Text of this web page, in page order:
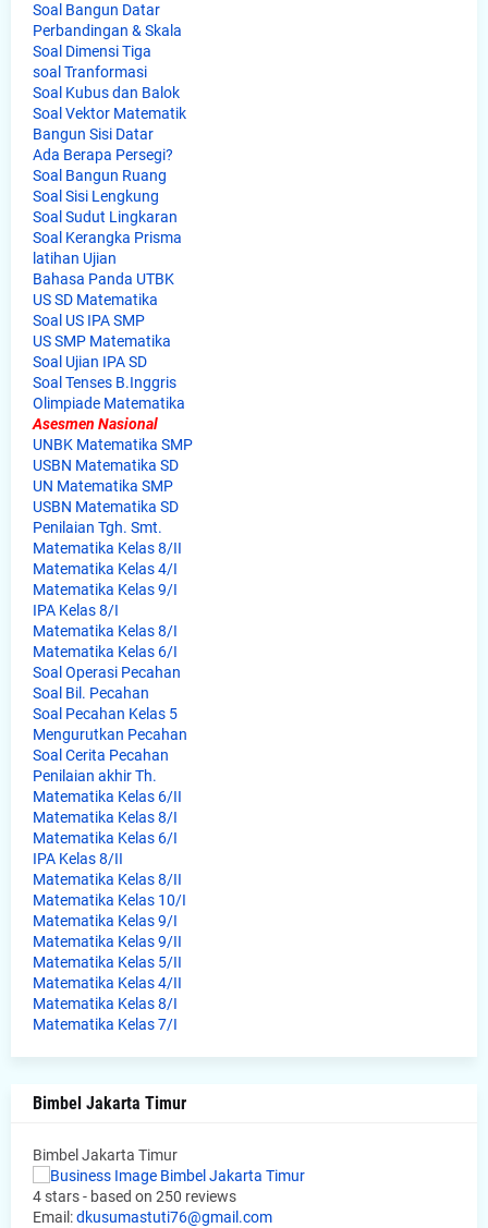
Soal Bangun Datar
Perbandingan & Skala
Soal Dimensi Tiga
soal Tranformasi
Soal Kubus dan Balok
Soal Vektor Matematik
Bangun Sisi Datar
Ada Berapa Persegi?
Soal Bangun Ruang
Soal Sisi Lengkung
Soal Sudut Lingkaran
Soal Kerangka Prisma
latihan Ujian
Bahasa Panda UTBK
US SD Matematika
Soal US IPA SMP
US SMP Matematika
Soal Ujian IPA SD
Soal Tenses B.Inggris
Olimpiade Matematika
Asesmen Nasional
UNBK Matematika SMP
USBN Matematika SD
UN Matematika SMP
USBN Matematika SD
Penilaian Tgh. Smt.
Matematika Kelas 8/II
Matematika Kelas 4/I
Matematika Kelas 9/I
IPA Kelas 8/I
Matematika Kelas 8/I
Matematika Kelas 6/I
Soal Operasi Pecahan
Soal Bil. Pecahan
Soal Pecahan Kelas 5
Mengurutkan Pecahan
Soal Cerita Pecahan
Penilaian akhir Th.
Matematika Kelas 6/II
Matematika Kelas 8/I
Matematika Kelas 6/I
IPA Kelas 8/II
Matematika Kelas 8/II
Matematika Kelas 10/I
Matematika Kelas 9/I
Matematika Kelas 9/II
Matematika Kelas 5/II
Matematika Kelas 4/II
Matematika Kelas 8/I
Matematika Kelas 7/I
Bimbel Jakarta Timur
Bimbel Jakarta Timur
4 stars - based on 250 reviews
Email:dkusumastuti76@gmail.com